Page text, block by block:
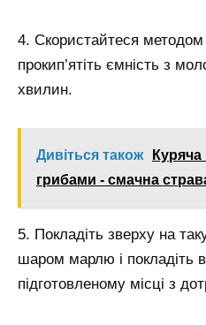
4. Скористайтеся методом
прокип’ятіть ємність з
хвилин.
Дивіться також
грибами - смачна
5. Покладіть зверху на
шаром марлю і покладіть
підготовленому місці з